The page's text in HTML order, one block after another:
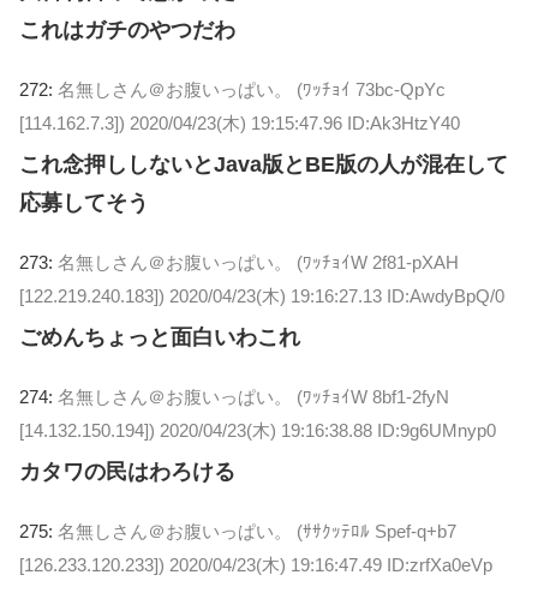
これはガチのやつだわ
272: 名無しさん＠お腹いっぱい。 (ﾜｯﾁｮｲ 73bc-QpYc
[114.162.7.3]) 2020/04/23(木) 19:15:47.96 ID:Ak3HtzY40
これ念押ししないとJava版とBE版の人が混在して
応募してそう
273: 名無しさん＠お腹いっぱい。 (ﾜｯﾁｮｲW 2f81-pXAH
[122.219.240.183]) 2020/04/23(木) 19:16:27.13 ID:AwdyBpQ/0
ごめんちょっと面白いわこれ
274: 名無しさん＠お腹いっぱい。 (ﾜｯﾁｮｲW 8bf1-2fyN
[14.132.150.194]) 2020/04/23(木) 19:16:38.88 ID:9g6UMnyp0
カタワの民はわろける
275: 名無しさん＠お腹いっぱい。 (ｻｻｸｯﾃﾛﾙ Spef-q+b7
[126.233.120.233]) 2020/04/23(木) 19:16:47.49 ID:zrfXa0eVp